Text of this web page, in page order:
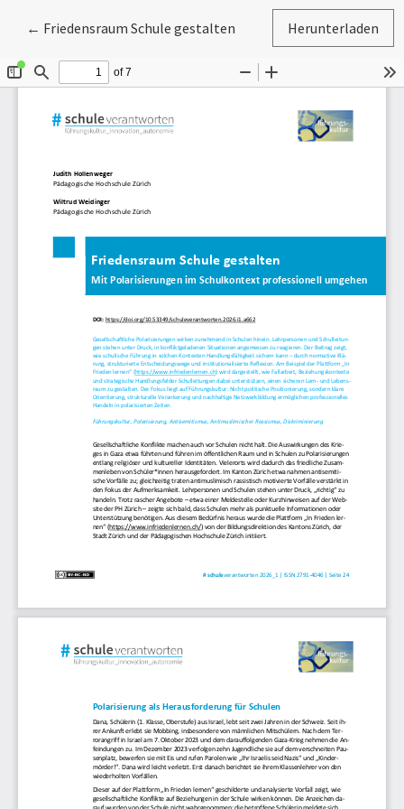
← Zu Artikeldetails zurückkehren
Friedensraum Schule gestalten Herunterladen